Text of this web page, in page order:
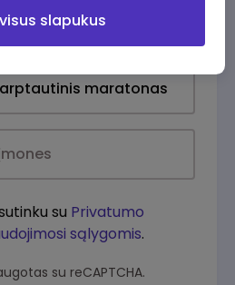
su Privatumo
sąlygomis.
su reCAPTCHA.
slapukus